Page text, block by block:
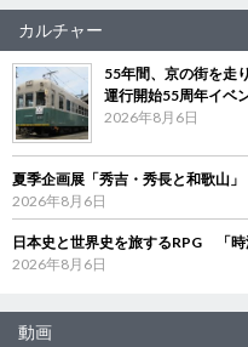
カルチャー
55年間、京の街を走
運行開始55周年イベ
2026年8月6日
夏季企画展「秀吉・秀長と和歌山
2026年8月6日
日本史と世界史を旅するRPG 「
2026年8月6日
動画